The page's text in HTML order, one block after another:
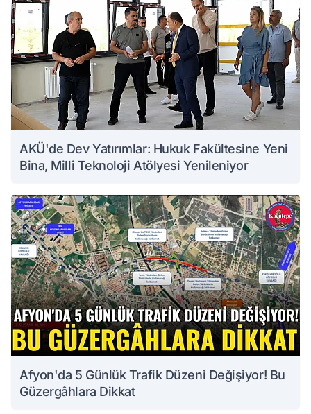
AKÜ'de Dev Yatırımlar: Hukuk Fakültesine Yeni
Bina, Milli Teknoloji Atölyesi Yenileniyor
Afyon'da 5 Günlük Trafik Düzeni Değişiyor! Bu
Güzergâhlara Dikkat